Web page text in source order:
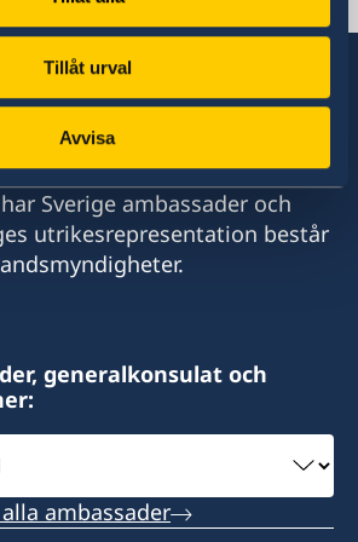
Tillåt urval
Avvisaförbindelser med i
i världen. I ungefär hälften
Sverige ambassader och
utrikesrepresentation består
generalkonsulat och
ambassader